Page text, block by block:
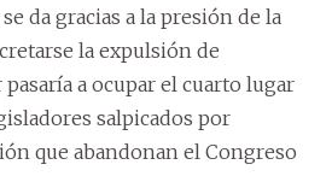
da gracias a la presión de la
la expulsión de
a ocupar el cuarto lugar
salpicados por
que abandonan el Congreso